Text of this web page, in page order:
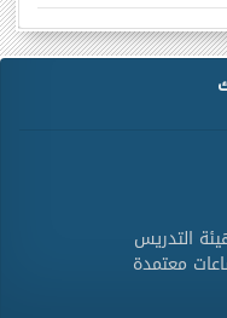
التدريس
معتمدة